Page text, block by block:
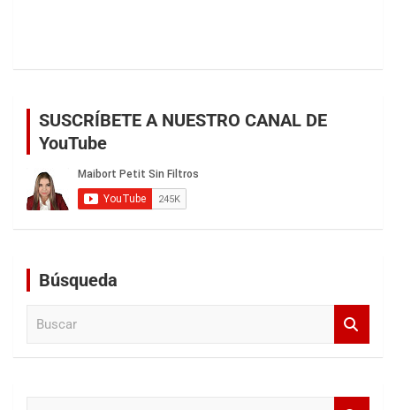
SUSCRÍBETE A NUESTRO CANAL DE
YouTube
Búsqueda